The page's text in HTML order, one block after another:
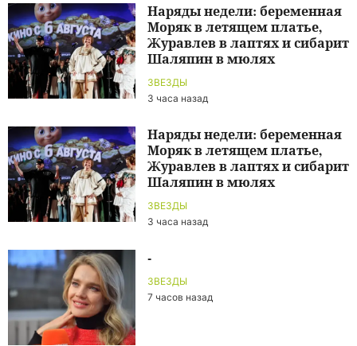
ЗВЕЗДЫ
3 часа назад
Наряды недели: беременная
Моряк в летящем платье,
Журавлев в лаптях и сибарит
Шаляпин в мюлях
ЗВЕЗДЫ
3 часа назад
Наряды недели: беременная
Моряк в летящем платье,
Журавлев в лаптях и сибарит
Шаляпин в мюлях
ЗВЕЗДЫ
7 часов назад
-